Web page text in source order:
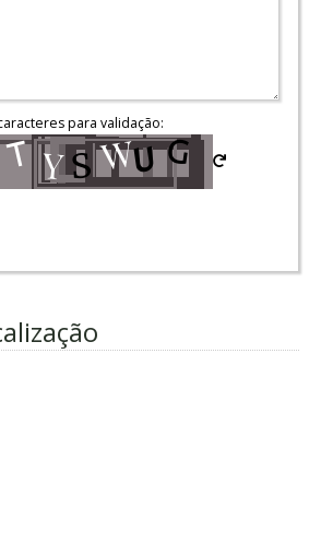
para validação: